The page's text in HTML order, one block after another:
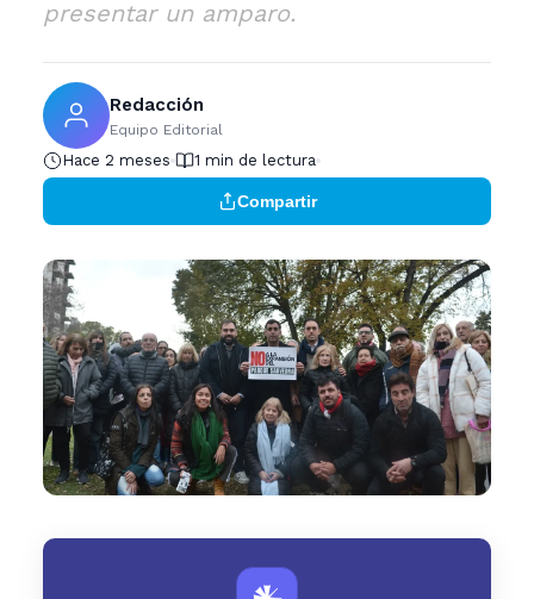
presentar un amparo.
Redacción
Equipo Editorial
Hace 2 meses 1 min de lectura
Compartir